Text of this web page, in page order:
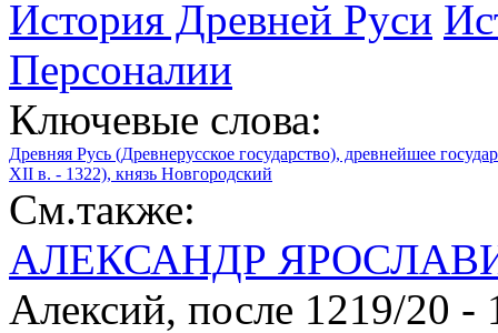
История Древней Руси
Персоналии
Ключевые слова:
Древняя Русь (Древнерусское государство), древнейшее
XII в. - 1322), князь Новгородский
См.также:
АЛЕКСАНДР
Алексий, после 1219/20